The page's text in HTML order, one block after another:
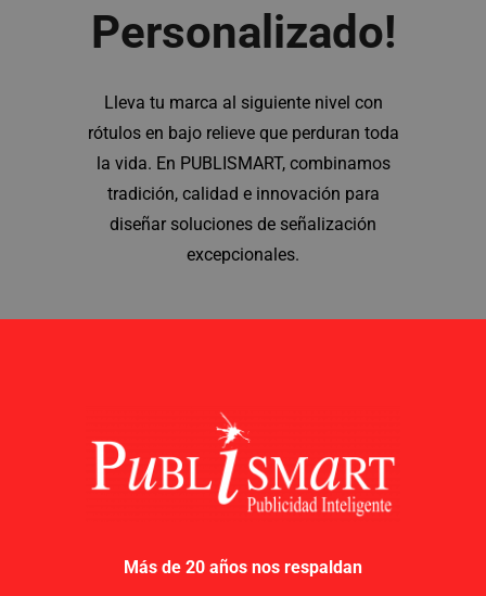
Personalizado!
Lleva tu marca al siguiente nivel con
rótulos en bajo relieve que perduran toda
la vida. En PUBLISMART, combinamos
tradición, calidad e innovación para
diseñar soluciones de señalización
excepcionales.
Más de 20 años nos respaldan